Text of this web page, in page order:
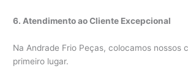
6. Atendimento ao Cliente Excepcional
Na Andrade Frio Peças, colocamos nossos
primeiro lugar.